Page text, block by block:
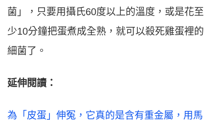
菌」，只要用攝氏60度以上的溫度，或是花至
少10分鐘把蛋煮成全熟，就可以殺死雞蛋裡的
細菌了。
延伸閱讀：
為「皮蛋」伸冤，它真的是含有重金屬，用馬